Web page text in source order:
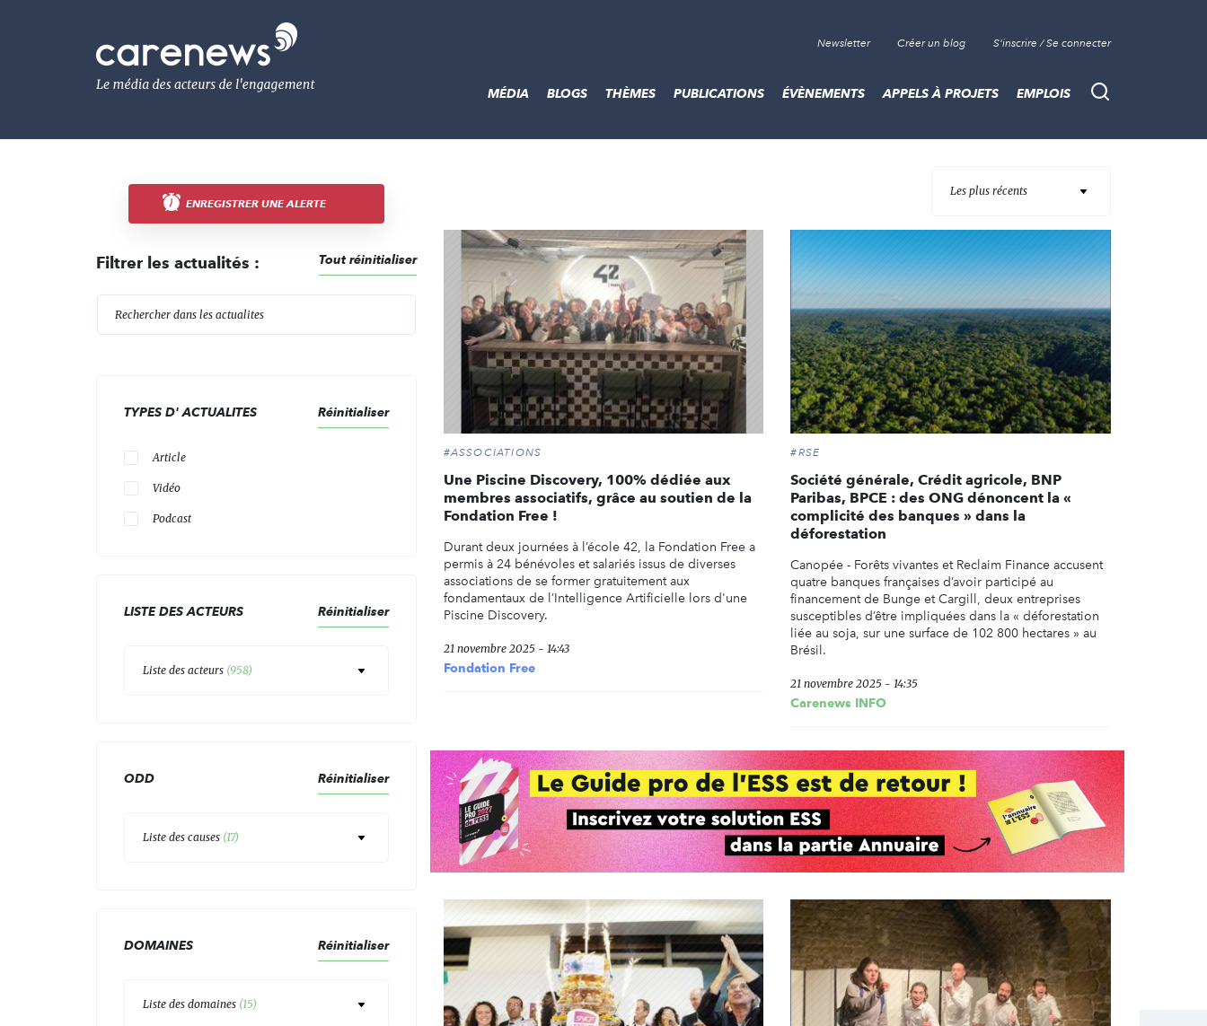
Le
média
de
Newsletter Créer un blog S'inscrire / Se connecter
Recherche
MÉDIA BLOGS THÈMES PUBLICATIONS ÉVÈNEMENTS APPELS À PROJETS EMPLOIS
ENREGISTRER UNE ALERTE
Filtrer les actualités : Tout réinitialiser
Rechercher
TYPES D' ACTUALITES Réinitialiser
Article
Vidéo
Podcast
LISTE DES ACTEURS Réinitialiser
Liste des acteurs (958)
ODD Réinitialiser
Liste des causes (17)
DOMAINES Réinitialiser
Liste des domaines (15)
Les plus récents
#ASSOCIATIONS
Une Piscine Discovery, 100% dédiée aux
membres associatifs, grâce au soutien de la
Fondation Free !
Durant deux journées à l’école 42, la Fondation Free a
permis à 24 bénévoles et salariés issus de diverses
associations de se former gratuitement aux
fondamentaux de l’Intelligence Artificielle lors d'une
Piscine Discovery.
21 novembre 2025 - 14:43
Fondation Free
#RSE
Société générale, Crédit agricole, BNP
Paribas, BPCE : des ONG dénoncent la «
complicité des banques » dans la
déforestation
Canopée - Forêts vivantes et Reclaim Finance accusent
quatre banques françaises d’avoir participé au
financement de Bunge et Cargill, deux entreprises
susceptibles d’être impliquées dans la « déforestation
liée au soja, sur une surface de 102 800 hectares » au
Brésil.
21 novembre 2025 - 14:35
Carenews INFO